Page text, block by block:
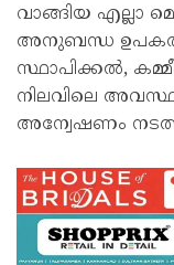
വാങ്ങിയ എല്ലാ
അനുബന്ധ
സ്ഥാപിക്കൽ,
നിലവിലെ
അന്വേഷണം